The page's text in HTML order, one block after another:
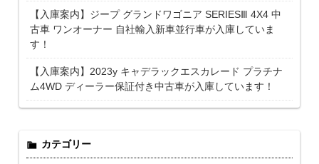
【入庫案内】ジープ グランドワゴニア SERIESⅢ 4X4 中
古車 ワンオーナー 自社輸入新車並行車が入庫していま
す！
【入庫案内】2023y キャデラックエスカレード プラチナ
ム4WD ディーラー保証付き中古車が入庫しています！
カテゴリー